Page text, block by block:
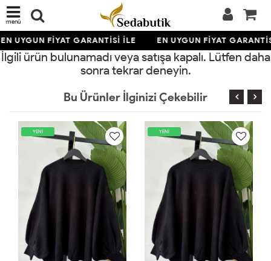
menü
UYGUN FİYAT GARANTİSİ İLE EN UYGUN FİYAT
İlgili ürün bulunamadı veya satışa kapalı. Lütfen daha
sonra tekrar deneyin.
Bu Ürünler İlginizi Çekebilir
YENİ YENİ